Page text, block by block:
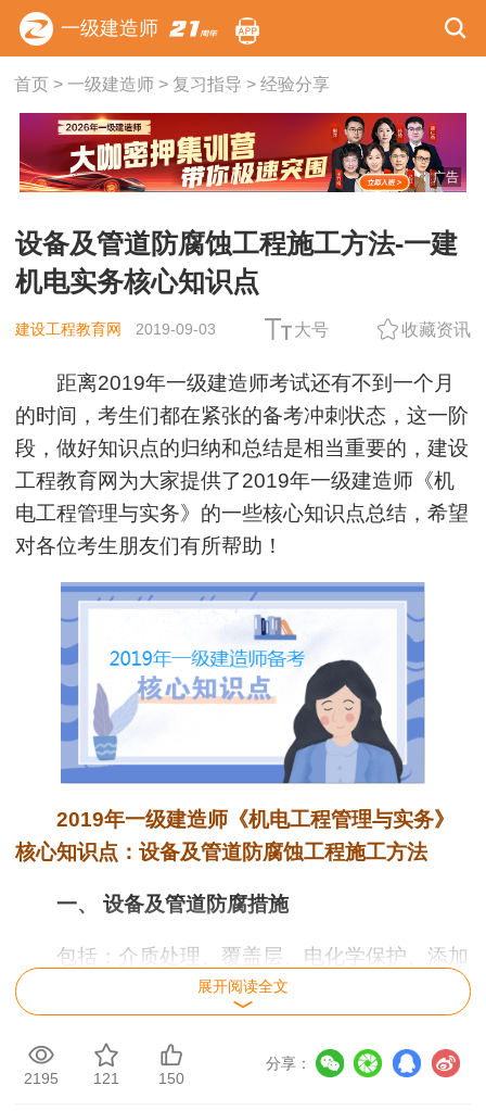
一级建造师
首页> 一级建造师> 复习指导 > 经验分享
广告
设备及管道防腐蚀工程施工方法-一建
机电实务核心知识点
建设工程教育网 2019-09-03 大号 收藏资讯
距离2019年一级建造师考试还有不到一个月
的时间，考生们都在紧张的备考冲刺状态，这一阶
段，做好知识点的归纳和总结是相当重要的，建设
工程教育网为大家提供了2019年一级建造师《机
电工程管理与实务》的一些核心知识点总结，希望
对各位考生朋友们有所帮助！
2019年一级建造师《机电工程管理与实务》
核心知识点：设备及管道防腐蚀工程施工方法
一、 设备及管道防腐措施
包括：介质处理、覆盖层、电化学保护、添加
缓蚀剂。
二、 涂料涂层施工方法
展开阅读全文
2195 121 150
分享：